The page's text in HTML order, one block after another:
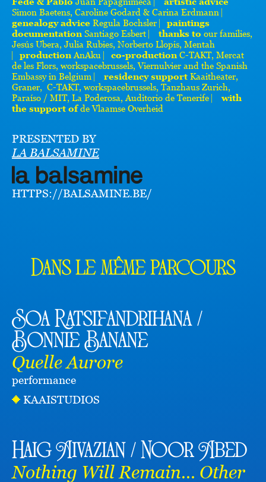
Simon Baetens, Caroline Godard & Carina Erdmann ⎸
genealogy advice Regula Bochsler ⎸ paintings
documentation Santiago Esbert ⎸ thanks to our families,
Jesús Ubera, Julia Rubies, Norberto Llopis, Mentah
production AnAku ⎸ co-production C-TAKT, Mercat
de les Flors, workspacebrussels, Viernulvier and the Spanish
Embassy in Belgium ⎸ residency support Kaaitheater,
Graner, C-TAKT, workspacebrussels, Tanzhaus Zurich,
Paraíso / MIT, La Poderosa, Auditorio de Tenerife ⎸with
the support ofde Vlaamse Overheid
PRESENTED BY
LA BALSAMINE
HTTPS://BALSAMINE.BE/
Dans le même parcours
Soa Ratsifandrihana /
Bonnie Banane
Quelle Aurore
performance
KAAISTUDIOS
Haig Aivazian / Noor Abed
Nothing Will Remain… Other